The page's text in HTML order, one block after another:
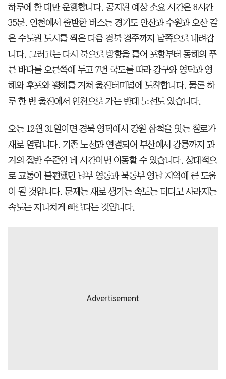
하루에 한 대만 운행합니다. 공지된 예상 소요 시간은 8시간
35분. 인천에서 출발한 버스는 경기도 안산과 수원과 오산 같
은 수도권 도시를 찍은 다음 경북 경주까지 남쪽으로 내려갑
니다. 그러고는 다시 북으로 방향을 틀어 포항부터 동해의 푸
른 바다를 오른쪽에 두고 7번 국도를 따라 강구와 영덕과 영
해와 후포와 평해를 거쳐 울진터미널에 도착합니다. 물론 하
루 한 번 울진에서 인천으로 가는 반대 노선도 있습니다.
오는 12월 31일이면 경북 영덕에서 강원 삼척을 잇는 철로가
새로 열립니다. 기존 노선과 연결되어 부산에서 강릉까지 과
거의 절반 수준인 네 시간이면 이동할 수 있습니다. 상대적으
로 교통이 불편했던 남부 영동과 북동부 영남 지역에 큰 도움
이 될 것입니다. 문제는 새로 생기는 속도는 더디고 사라지는
속도는 지나치게 빠르다는 것입니다.